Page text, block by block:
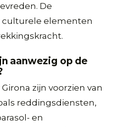
De
elementen
aanwezig op de
zijn voorzien van
reddingsdiensten,
en